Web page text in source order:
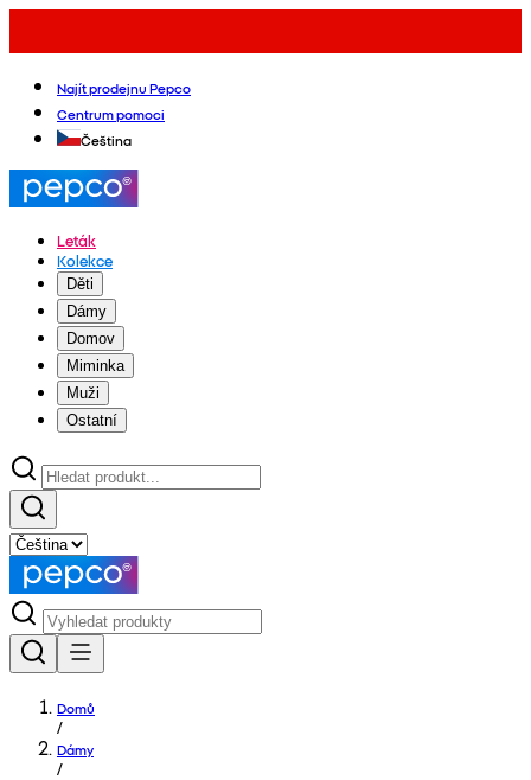
Najít prodejnu Pepco
Centrum pomoci
Čeština
Leták
Kolekce
Děti
Dámy
Domov
Miminka
Muži
Ostatní
Domů
/
Dámy
/